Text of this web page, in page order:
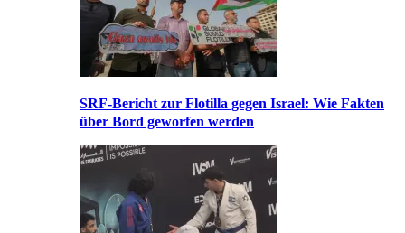
SRF-Bericht zur Flotilla gegen Israel: Wie Fakten
über Bord geworfen werden